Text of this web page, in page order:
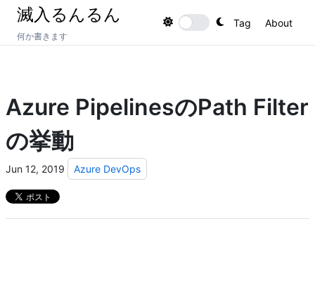
滅入るんるん
何か書きます
Toggle theme
Tag About
Azure PipelinesのPath Filter
の挙動
Jun 12, 2019 Azure DevOps